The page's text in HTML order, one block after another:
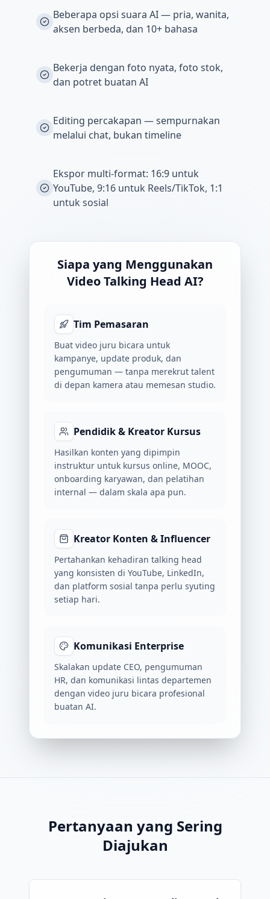
Beberapa opsi suara AI — pria, wanita,
aksen berbeda, dan 10+ bahasa
Bekerja dengan foto nyata, foto stok,
dan potret buatan AI
Editing percakapan — sempurnakan
melalui chat, bukan timeline
Ekspor multi-format: 16:9 untuk
YouTube, 9:16 untuk Reels/TikTok, 1:1
untuk sosial
Siapa yang Menggunakan
Video Talking Head AI?
Tim Pemasaran
Buat video juru bicara untuk
kampanye, update produk, dan
pengumuman — tanpa merekrut talent
di depan kamera atau memesan studio.
Pendidik & Kreator Kursus
Hasilkan konten yang dipimpin
instruktur untuk kursus online, MOOC,
onboarding karyawan, dan pelatihan
internal — dalam skala apa pun.
Kreator Konten & Influencer
Pertahankan kehadiran talking head
yang konsisten di YouTube, LinkedIn,
dan platform sosial tanpa perlu syuting
setiap hari.
Komunikasi Enterprise
Skalakan update CEO, pengumuman
HR, dan komunikasi lintas departemen
dengan video juru bicara profesional
buatan AI.
Pertanyaan yang Sering
Diajukan